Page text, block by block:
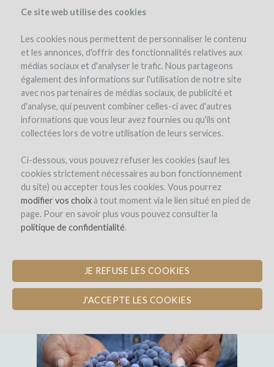
Ce site web utilise des cookies
Les cookies nous permettent de personnaliser le contenu
et les annonces, d'offrir des fonctionnalités relatives aux
médias sociaux et d'analyser le trafic. Nous partageons
également des informations sur l'utilisation de notre site
avec nos partenaires de médias sociaux, de publicité et
d'analyse, qui peuvent combiner celles-ci avec d'autres
informations que vous leur avez fournies ou qu'ils ont
collectées lors de votre utilisation de leurs services.
Ci-dessous, vous pouvez refuser les cookies (sauf les
cookies strictement nécessaires au bon fonctionnement
du site) ou accepter tous les cookies. Vous pourrez
modifier vos choixà tout moment via le lien situé en pied de
page. Pour en savoir plus vous pouvez consulter la
politique de confidentialité.
JE REFUSE LES COOKIES
J'ACCEPTE LES COOKIES
INSCRIPTION
Bienvenue sur
LA PREMIÈRE PLATEFORME DE
CROWDFUNDING EXPERTE DU VIN